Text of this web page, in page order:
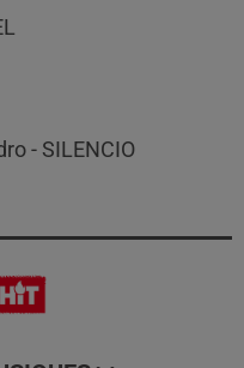
- SILENCIO